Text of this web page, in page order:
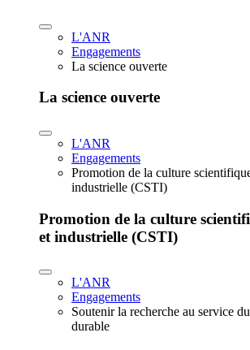
L'ANR
Engagements
La science ouverte
La science ouverte
L'ANR
Engagements
Promotion de la culture
industrielle (CSTI)
Promotion de la culture
et industrielle (CSTI)
L'ANR
Engagements
Soutenir la recherche au service
durable